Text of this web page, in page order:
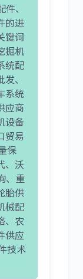
、
的进
键词
掘机
统配
、
系统
应商
设备
贸易
保
、沃
、重
胎供
械配
、农
供应
技术